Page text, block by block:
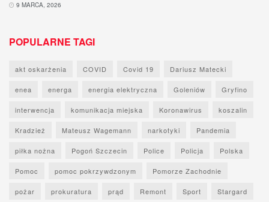
9 MARCA, 2026
POPULARNE TAGI
akt oskarżenia COVID Covid 19 Dariusz Matecki
enea energa energia elektryczna Goleniów Gryfino
interwencja komunikacja miejska Koronawirus koszalin
Kradzież Mateusz Wagemann narkotyki Pandemia
piłka nożna Pogoń Szczecin Police Policja Polska
Pomoc pomoc pokrzywdzonym Pomorze Zachodnie
pożar prokuratura prąd Remont Sport Stargard